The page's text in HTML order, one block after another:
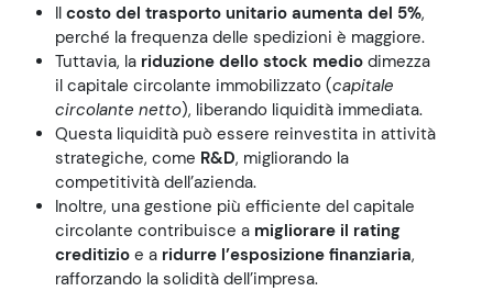
Il costo del trasporto unitario aumenta del 5%,
perché la frequenza delle spedizioni è maggiore.
Tuttavia, la riduzione dello stock medio dimezza
il capitale circolante immobilizzato (capitale
circolante netto), liberando liquidità immediata.
Questa liquidità può essere reinvestita in attività
strategiche, come R&D, migliorando la
competitività dell’azienda.
Inoltre, una gestione più efficiente del capitale
circolante contribuisce a migliorare il rating
creditizio e a ridurre l’esposizione finanziaria,
rafforzando la solidità dell’impresa.